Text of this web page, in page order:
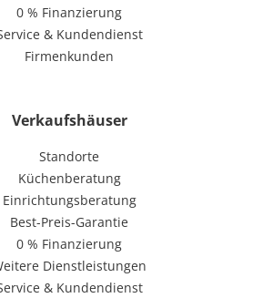
0 % Finanzierung
& Kundendienst
Firmenkunden
Verkaufshäuser
Standorte
Küchenberatung
Einrichtungsberatung
Best-Preis-Garantie
0 % Finanzierung
Dienstleistungen
& Kundendienst